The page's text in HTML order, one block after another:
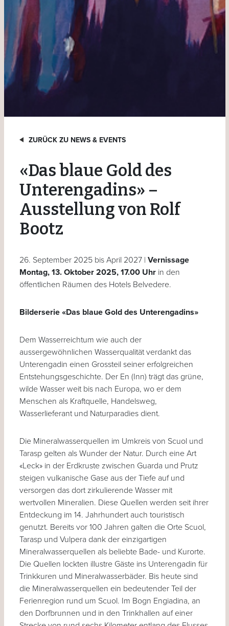
ZURÜCK ZU NEWS & EVENTS
«Das blaue Gold des
Unterengadins» –
Ausstellung von Rolf
Bootz
26. September 2025 bis April 2027 | Vernissage
Montag, 13. Oktober 2025, 17.00 Uhr in den
öffentlichen Räumen des Hotels Belvedere.
Bilderserie «Das blaue Gold des Unterengadins»
Dem Wasserreichtum wie auch der
aussergewöhnlichen Wasserqualität verdankt das
Unterengadin einen Grossteil seiner erfolgreichen
Entstehungsgeschichte. Der En (Inn) trägt das grüne,
wilde Wasser weit bis nach Europa, wo er dem
Menschen als Kraftquelle, Handelsweg,
Wasserlieferant und Naturparadies dient.
Die Mineralwasserquellen im Umkreis von Scuol und
Tarasp gelten als Wunder der Natur. Durch eine Art
«Leck» in der Erdkruste zwischen Guarda und Prutz
steigen vulkanische Gase aus der Tiefe auf und
versorgen das dort zirkulierende Wasser mit
wertvollen Mineralien. Diese Quellen werden seit ihrer
Entdeckung im 14. Jahrhundert auch touristisch
genutzt. Bereits vor 100 Jahren galten die Orte Scuol,
Tarasp und Vulpera dank der einzigartigen
Mineralwasserquellen als beliebte Bade- und Kurorte.
Die Quellen lockten illustre Gäste ins Unterengadin für
Trinkkuren und Mineralwasserbäder. Bis heute sind
die Mineralwasserquellen ein bedeutender Teil der
Ferienregion rund um Scuol. Im Bogn Engiadina, an
den Dorfbrunnen und in den Trinkhallen auf einer